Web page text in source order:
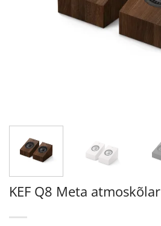
KEF Q8 Meta atmoskõlar